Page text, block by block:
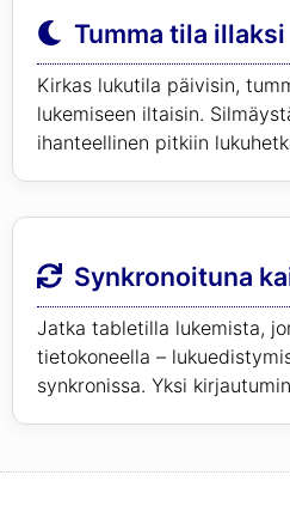
Tumma tila illaksi
Kirkas lukutila päivisin,
lukemiseen iltaisin.
ihanteellinen pitkiin
Synkronoituna
Jatka tabletilla lukemista,
tietokoneella –
synkronissa. Yksi